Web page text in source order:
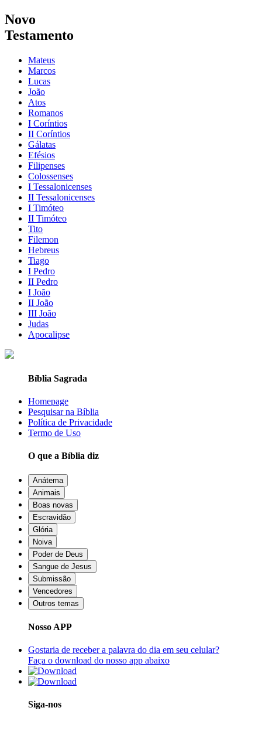
Novo
Testamento
Mateus
Marcos
Lucas
João
Atos
Romanos
I Coríntios
II Coríntios
Gálatas
Efésios
Filipenses
Colossenses
I Tessalonicenses
II Tessalonicenses
I Timóteo
II Timóteo
Tito
Filemon
Hebreus
Tiago
I Pedro
II Pedro
I João
II João
III João
Judas
Apocalipse
Bíblia Sagrada
Homepage
Pesquisar na Bíblia
Política de Privacidade
Termo de Uso
O que a Bíblia diz
Anátema
Animais
Boas novas
Escravidão
Glória
Noiva
Poder de Deus
Sangue de Jesus
Submissão
Vencedores
Outros temas
Nosso APP
Gostaria de receber a palavra do dia em seu celular?
Faça o download do nosso app abaixo
Siga-nos